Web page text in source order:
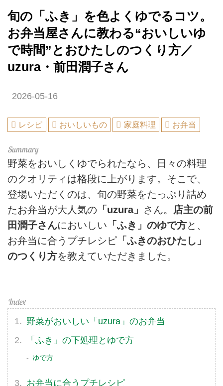
旬の「ふき」を色よくゆでるコツ。
お弁当屋さんに教わる“おいしいゆ
で時間”とおひたしのつくり方／
uzura・前田潤子さん
2026-05-16
レシピ おいしいもの 家庭料理 お弁当
野菜をおいしくゆでられたなら、日々の料理
のクオリティは格段に上がります。そこで、
登場いただくのは、旬の野菜をたっぷり詰め
たお弁当が大人気の 「uzura」 さん。 店主の前
田潤子さんにおいしい 「ふき」のゆで方と、
お弁当に合うプチレシピ 「ふきのおひたし」
のつくり方を教えていただきました。
野菜がおいしい「uzura」のお弁当
「ふき」の下処理とゆで方
ゆで方
お弁当に合うプチレシピ